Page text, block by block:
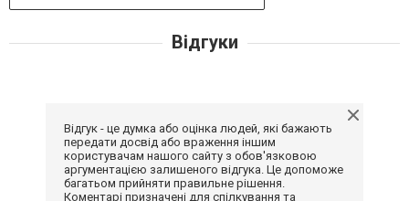
Відгуки
Відгук - це думка або оцінка людей, які бажають
передати досвід або враження іншим
користувачам нашого сайту з обов'язковою
аргументацією залишеного відгука. Це допоможе
багатьом прийняти правильне рішення.
Коментарі призначені для спілкування та